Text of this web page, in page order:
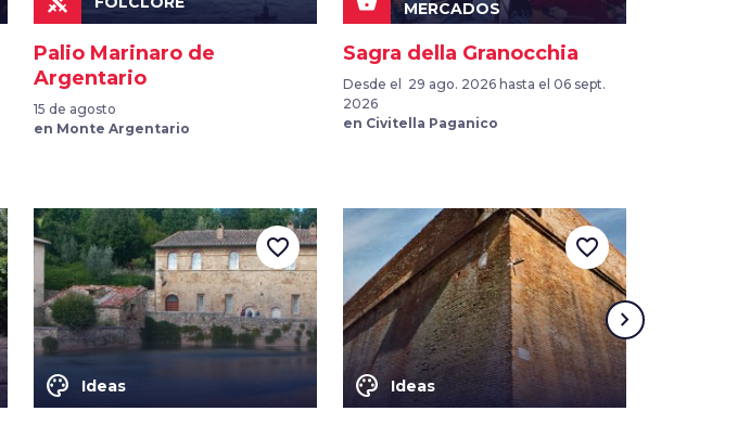
Palio Marinaro de
Argentario
15 de agosto
en Monte Argentario
MERCADOS
Sagra della Granocchia
Desde el 29 ago. 2026 hasta el 06 sept.
2026
en Civitella Paganico
color_lens Ideas
favorite_border
color_lens Ideas
favorite_border
chevron_right